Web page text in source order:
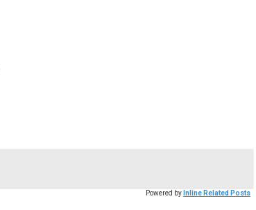
Powered by Inline Related Posts